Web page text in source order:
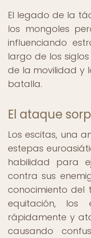
El legado de la
los mongoles
influenciando
largo de los
de la movilidad y
batalla.
El ataque
Los escitas, una
estepas
habilidad para
contra sus
conocimiento del
equitación, los
rápidamente y
causando